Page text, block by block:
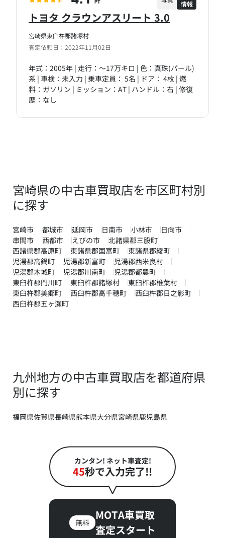
宮崎県東臼杵郡諸塚村
査定依頼日：2022年11月02日
トヨタ クラウンアスリート 3.0
年式：2005年 | 走行：～17万キロ | 色：真珠(パール)
系 | 車検：未入力 | 乗車定員： 5名 | ドア： 4枚 | 燃
料：ガソリン | ミッション：AT | ハンドル：右 | 修復
歴：なし
PT
情報
宮崎県の中古車買取店を市区町村別
に探す
宮崎市 都城市 延岡市 日南市 小林市
日向市
串間市
西都市 えびの市
北諸県郡三股町
西諸県郡高原町
東諸県郡国富町
東諸県郡綾町
児湯郡高鍋町
児湯郡新富町
児湯郡西米良村
児湯郡木城町
児湯郡川南町
児湯郡都農町
東臼杵郡門川町
東臼杵郡諸塚村
東臼杵郡椎葉村
東臼杵郡美郷町
西臼杵郡高千穂町
西臼杵郡日之影町
西臼杵郡五ヶ瀬町
九州地方の中古車買取店を都道府県
別に探す
福岡県佐賀県長崎県熊本県大分県宮崎県鹿児島県
カンタン! ネット車査定!
45秒で入力完了!!
無料
MOTA車買取
査定スタート